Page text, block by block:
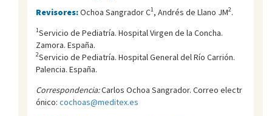
Revisores:Ochoa Sangrador C1, Andrés de Llano JM2.
1Servicio de Pediatría. Hospital Virgen de la Concha.
Zamora. España.
2Servicio de Pediatría. Hospital General del Río Carrión.
Palencia. España.
Correspondencia:Carlos Ochoa Sangrador. Correo electr
ónico: cochoas@meditex.es